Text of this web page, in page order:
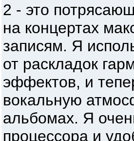
2 - это
на концертах
записям. Я
от раскладок
эффектов, и
вокальную
альбомах. Я
процессора и